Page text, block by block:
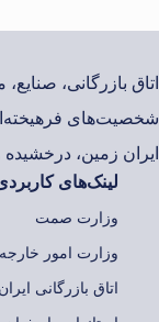
اتاق بازرگانی،
شخصیت‌های
ایران زمین، درخشیده
لینک‌های
وزارت صمت
وزارت امور خارجه
اتاق بازرگانی ایران